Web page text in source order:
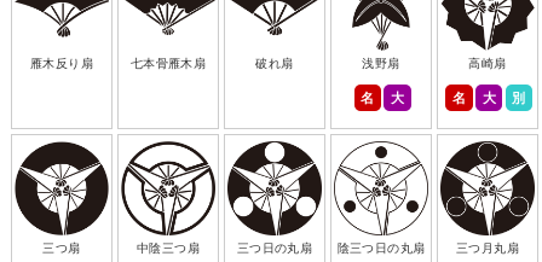
雁木反り扇 七本骨雁木扇 破れ扇 浅野扇
名 大
高崎扇
名 大 別
三つ扇 中陰三つ扇 三つ日の丸扇 陰三つ日の丸扇 三つ月丸扇